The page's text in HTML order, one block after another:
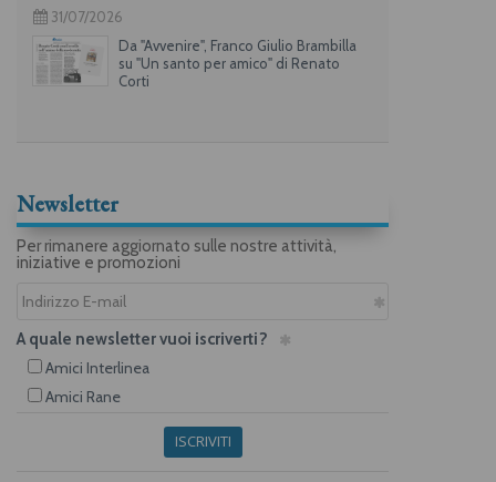
31/07/2026
Da "Avvenire", Franco Giulio Brambilla
su "Un santo per amico" di Renato
Corti
Newsletter
Per rimanere aggiornato sulle nostre attività,
iniziative e promozioni
A quale newsletter vuoi iscriverti?
Amici Interlinea
Amici Rane
ISCRIVITI